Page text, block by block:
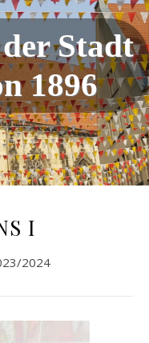
Stadt
1896
I
2024